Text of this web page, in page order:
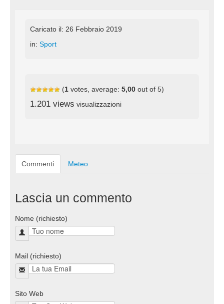
Caricato il: 26 Febbraio 2019
in: Sport
(1 votes, average: 5,00 out of 5)
1.201 views visualizzazioni
Commenti Meteo
Lascia un commento
Nome (richiesto)
Mail (richiesto)
Sito Web